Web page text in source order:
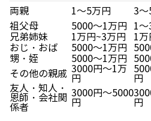
両親 1～5万円 3～
祖父母
5000～1万円 1～
兄弟姉妹
1万円~3万円 1万
おじ・おば
5000～1万円
甥・姪
5000～1万円
その他の親戚 3000円～1万
円
円
友人・知人・
恩師・会社関
係者
3000円～5000
円
円